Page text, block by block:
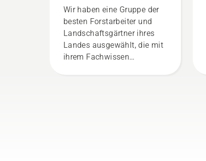
anspruchsvollsten
Benutzer
Wir haben eine Gruppe der
besten Forstarbeiter und
Landschaftsgärtner ihres
Landes ausgewählt, die mit
ihrem Fachwissen